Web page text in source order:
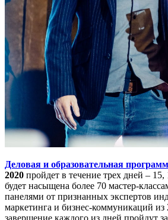
Деловая и образовательная
2020 пройдет в течение трех дней – 15,
будет насыщена более 70 мастер-
панелями от признанных экспертов
маркетинга и бизнес-коммуникаций из
завершение каждого из дней пройдут